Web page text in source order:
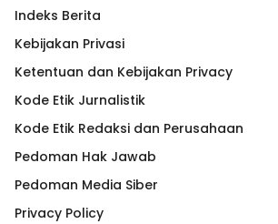
Indeks Berita
Kebijakan Privasi
Ketentuan dan Kebijakan Privacy
Kode Etik Jurnalistik
Kode Etik Redaksi dan Perusahaan
Pedoman Hak Jawab
Pedoman Media Siber
Privacy Policy